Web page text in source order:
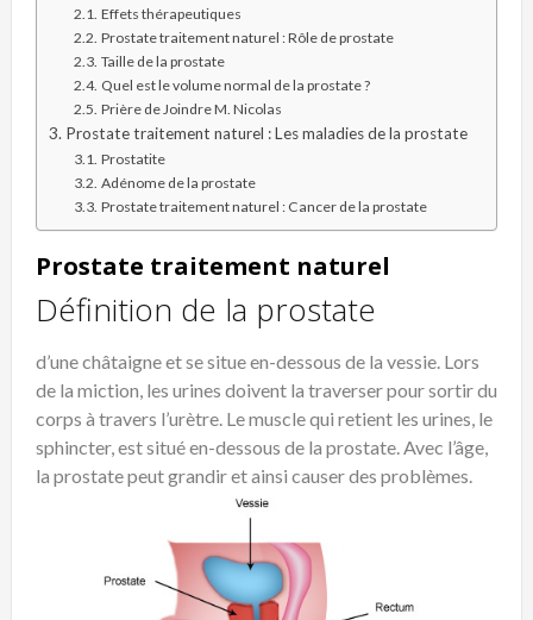
Effets thérapeutiques
Prostate traitement naturel : Rôle de prostate
Taille de la prostate
Quel est le volume normal de la prostate ?
Prière de Joindre M. Nicolas
Prostate traitement naturel : Les maladies de la prostate
Prostatite
Adénome de la prostate
Prostate traitement naturel : Cancer de la prostate
Prostate traitement naturel
Définition de la prostate
d’une châtaigne et se situe en-dessous de la vessie. Lors
de la miction, les urines doivent la traverser pour sortir du
corps à travers l’urètre. Le muscle qui retient les urines, le
sphincter, est situé en-dessous de la prostate. Avec l’âge,
la prostate peut grandir et ainsi causer des problèmes.